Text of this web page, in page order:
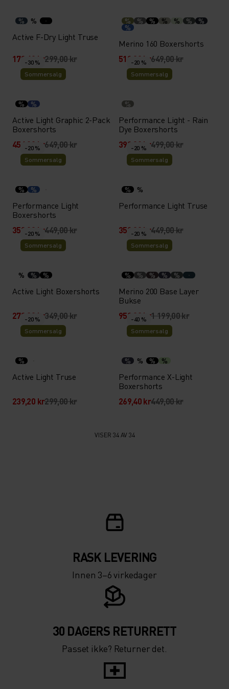
% %
Active F-Dry Light Truse
179,40 kr299,00 kr
% % % % % % %
%
Merino 160 Boxershorts
519,20 kr649,00 kr
-30 %
Sommersalg
% %
Active Light Graphic 2-Pack
Boxershorts
454,30 kr649,00 kr
-20 %
Sommersalg
%
Performance Light - Rain
Dye Boxershorts
399,20 kr499,00 kr
-20 %
Sommersalg
% %
Performance Light
Boxershorts
359,20 kr449,00 kr
-20 %
Sommersalg
% %
Performance Light Truse
359,20 kr449,00 kr
-20 %
Sommersalg
% % %
Active Light Boxershorts
279,20 kr349,00 kr
-20 %
Sommersalg
% % % % %
Merino 200 Base Layer
Bukse
959,20 kr1 199,00 kr
-20 %
Sommersalg
%
Active Light Truse
239,20 kr299,00 kr
-40 %
Sommersalg
% % % %
Performance X-Light
Boxershorts
269,40 kr449,00 kr
VISER 34 AV 34
RASK LEVERING
Innen 3–6 virkedager
30 DAGERS RETURRETT
Passet ikke? Returner det.